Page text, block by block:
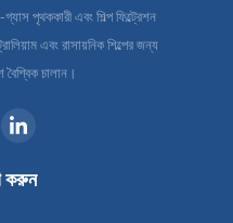
পৃথককারী এবং শিল্প ফিল্ট্রেশন
এবং রাসায়নিক শিল্পের জন্য
চালান।
করুন